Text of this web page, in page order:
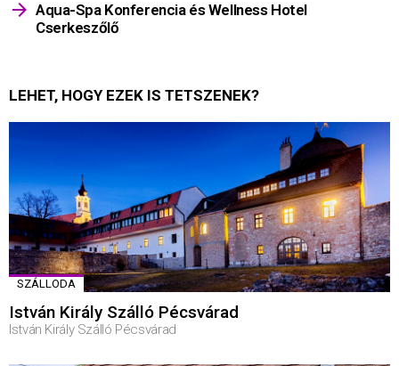
Aqua-Spa Konferencia és Wellness Hotel
Cserkeszőlő
LEHET, HOGY EZEK IS TETSZENEK?
SZÁLLODA
István Király Szálló Pécsvárad
István Király Szálló Pécsvárad